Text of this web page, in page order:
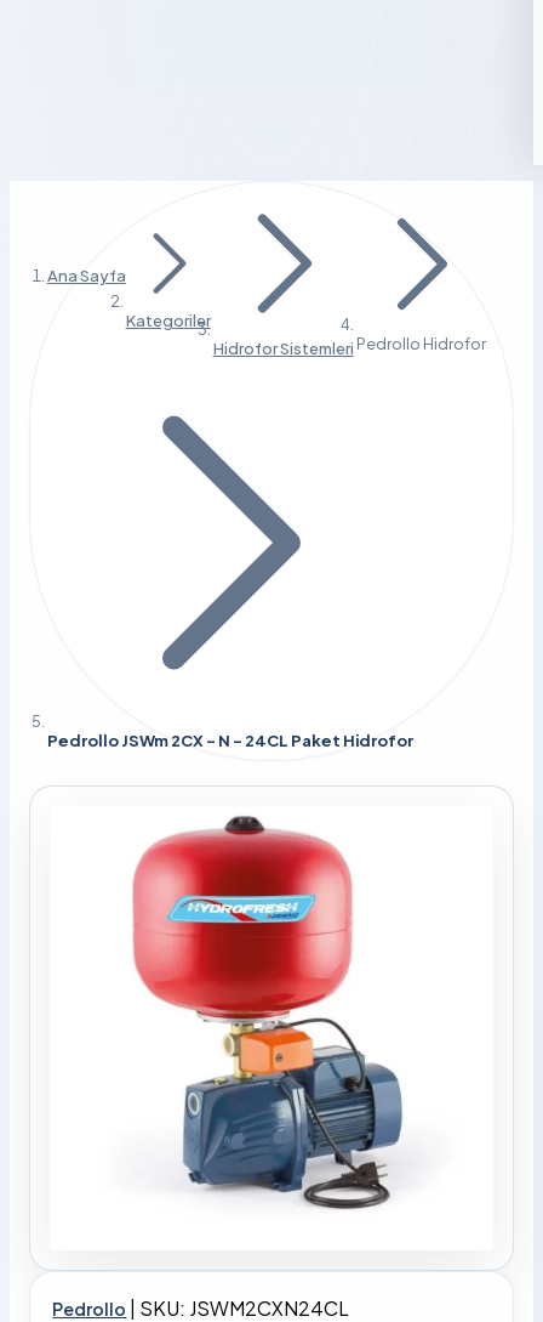
Ana Sayfa
Kategoriler
Hidrofor Sistemleri Pedrollo Hidrofor
Pedrollo JSWm 2CX - N - 24CL Paket Hidrofor
Pedrollo | SKU: JSWM2CXN24CL